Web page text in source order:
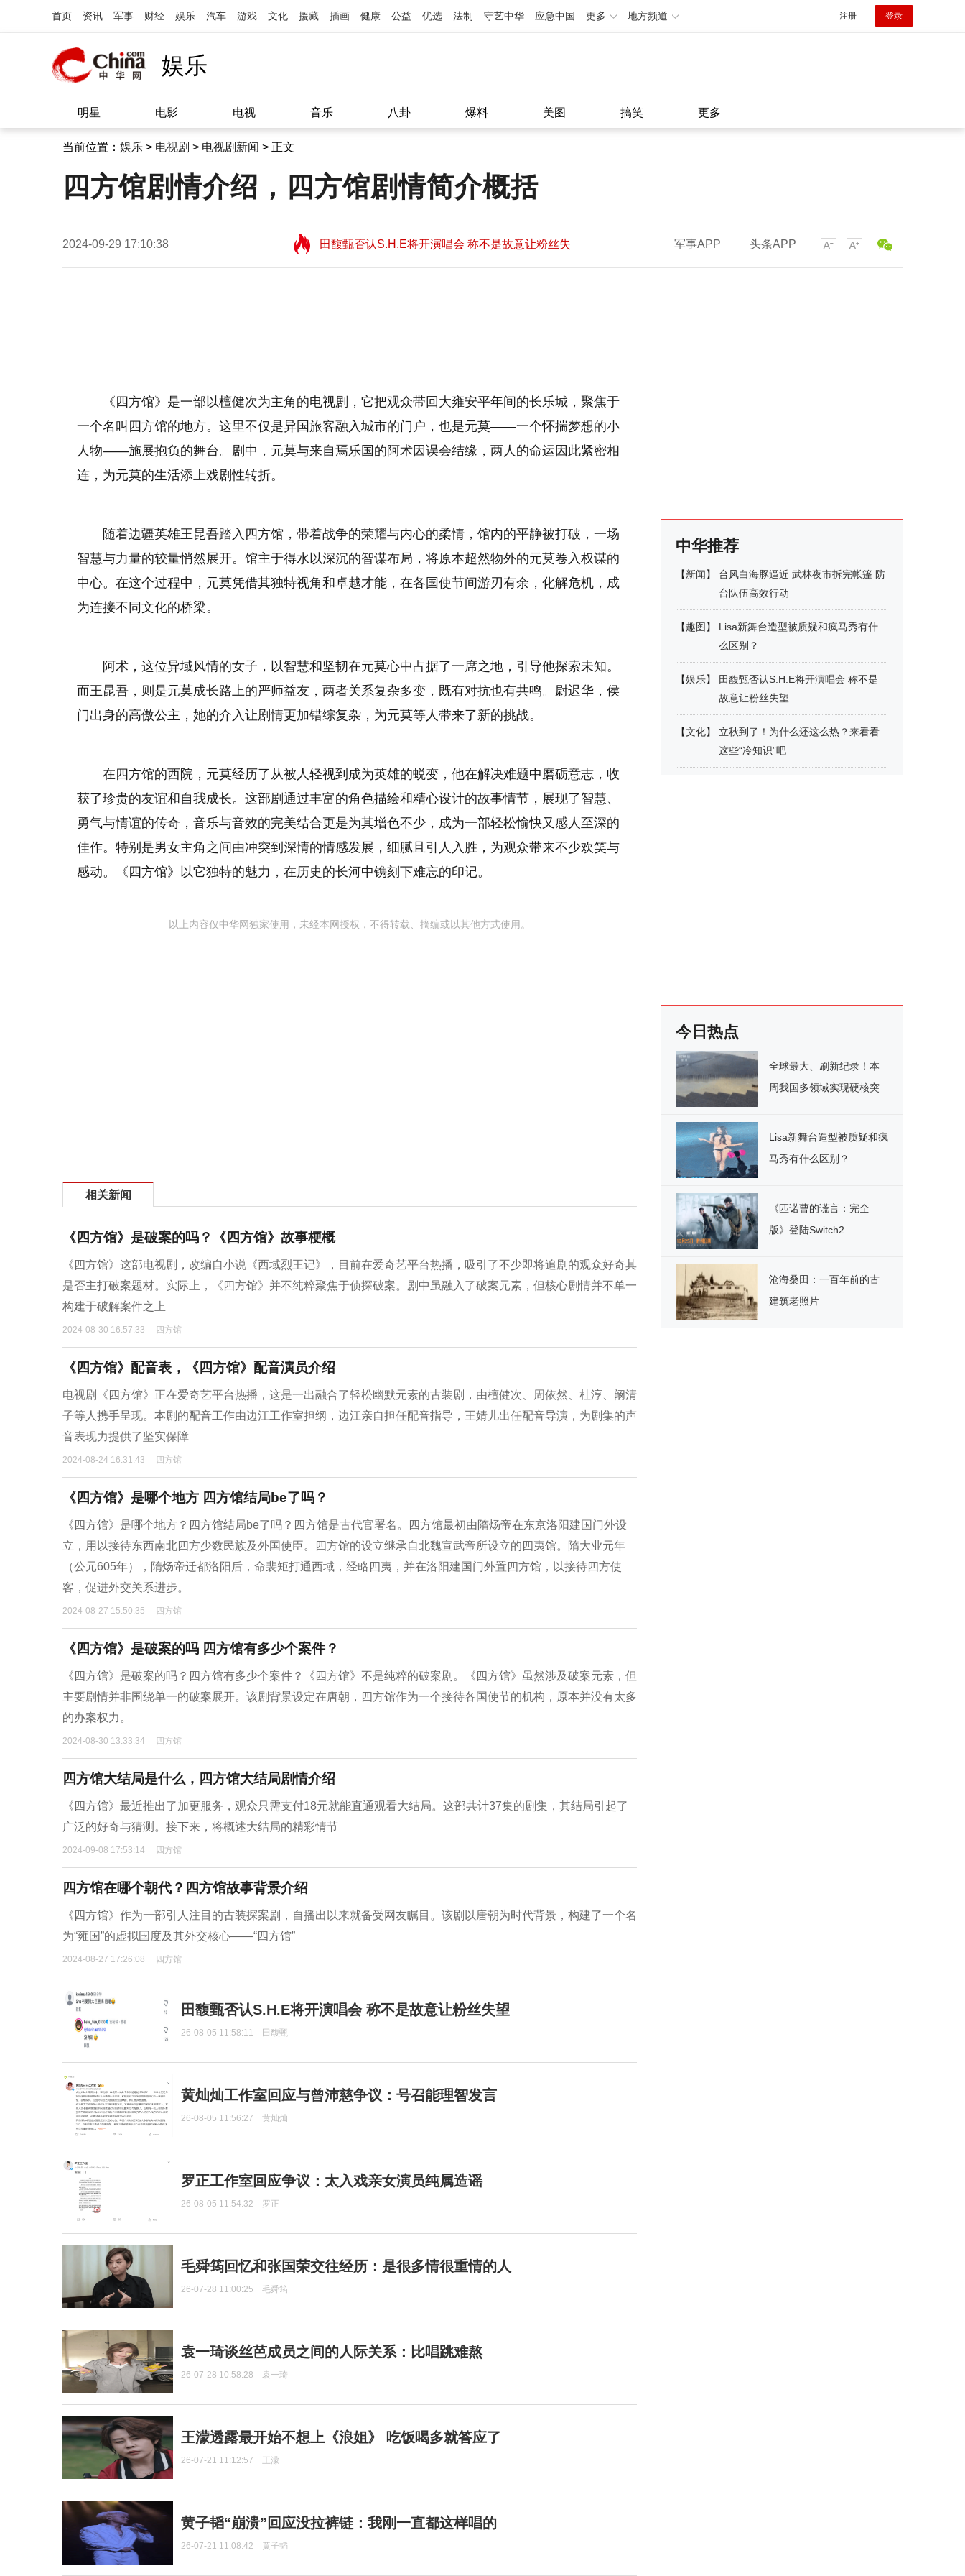
首页 资讯 军事 财经 娱乐 汽车 游戏 文化 援藏 插画 健康 公益 优选 法制 守艺中华 应急中国 更多 地方频道 注册 登录
娱乐
明星 电影 电视 音乐 八卦 爆料 美图 搞笑 更多
当前位置： 娱乐 > 电视剧 > 电视剧新闻 > 正文
四方馆剧情介绍，四方馆剧情简介概括
2024-09-29 17:10:38
田馥甄否认S.H.E将开演唱会 称不是故意让粉丝失
望11:08
田馥甄否认S.H.E将开演唱会 称不是故意让粉丝失
军事APP 头条APP
《四方馆》是一部以檀健次为主角的电视剧，它把观众带回大雍安平年间的长乐城，聚焦于
一个名叫四方馆的地方。这里不仅是异国旅客融入城市的门户，也是元莫——一个怀揣梦想的小
人物——施展抱负的舞台。剧中，元莫与来自焉乐国的阿术因误会结缘，两人的命运因此紧密相
连，为元莫的生活添上戏剧性转折。
随着边疆英雄王昆吾踏入四方馆，带着战争的荣耀与内心的柔情，馆内的平静被打破，一场
智慧与力量的较量悄然展开。馆主于得水以深沉的智谋布局，将原本超然物外的元莫卷入权谋的
中心。在这个过程中，元莫凭借其独特视角和卓越才能，在各国使节间游刃有余，化解危机，成
为连接不同文化的桥梁。
阿术，这位异域风情的女子，以智慧和坚韧在元莫心中占据了一席之地，引导他探索未知。
而王昆吾，则是元莫成长路上的严师益友，两者关系复杂多变，既有对抗也有共鸣。尉迟华，侯
门出身的高傲公主，她的介入让剧情更加错综复杂，为元莫等人带来了新的挑战。
在四方馆的西院，元莫经历了从被人轻视到成为英雄的蜕变，他在解决难题中磨砺意志，收
获了珍贵的友谊和自我成长。这部剧通过丰富的角色描绘和精心设计的故事情节，展现了智慧、
勇气与情谊的传奇，音乐与音效的完美结合更是为其增色不少，成为一部轻松愉快又感人至深的
佳作。特别是男女主角之间由冲突到深情的情感发展，细腻且引人入胜，为观众带来不少欢笑与
感动。《四方馆》以它独特的魅力，在历史的长河中镌刻下难忘的印记。
以上内容仅中华网独家使用，未经本网授权，不得转载、摘编或以其他方式使用。
相关新闻
《四方馆》是破案的吗？《四方馆》故事梗概
《四方馆》这部电视剧，改编自小说《西域烈王记》，目前在爱奇艺平台热播，吸引了不少即将追剧的观众好奇其
是否主打破案题材。实际上，《四方馆》并不纯粹聚焦于侦探破案。剧中虽融入了破案元素，但核心剧情并不单一
构建于破解案件之上
2024-08-30 16:57:33 四方馆
《四方馆》配音表，《四方馆》配音演员介绍
电视剧《四方馆》正在爱奇艺平台热播，这是一出融合了轻松幽默元素的古装剧，由檀健次、周依然、杜淳、阚清
子等人携手呈现。本剧的配音工作由边江工作室担纲，边江亲自担任配音指导，王婧儿出任配音导演，为剧集的声
音表现力提供了坚实保障
2024-08-24 16:31:43 四方馆
《四方馆》是哪个地方 四方馆结局be了吗？
《四方馆》是哪个地方？四方馆结局be了吗？‌四方馆是古代官署名。‌四方馆最初由隋炀帝在东京洛阳建国门外设
立，用以接待东西南北四方少数民族及外国使臣。四方馆的设立继承自北魏宣武帝所设立的四夷馆。隋大业元年
（公元605年），隋炀帝迁都洛阳后，命裴矩打通西域，经略四夷，并在洛阳建国门外置四方馆，以接待四方使
客，促进外交关系进步。
2024-08-27 15:50:35 四方馆
《四方馆》是破案的吗 四方馆有多少个案件？
《四方馆》是破案的吗？四方馆有多少个案件？‌《四方馆》不是纯粹的破案剧。‌《四方馆》虽然涉及破案元素，但
主要剧情并非围绕单一的破案展开。该剧背景设定在唐朝，四方馆作为一个接待各国使节的机构，原本并没有太多
的办案权力。
2024-08-30 13:33:34 四方馆
四方馆大结局是什么，四方馆大结局剧情介绍
《四方馆》最近推出了加更服务，观众只需支付18元就能直通观看大结局。这部共计37集的剧集，其结局引起了
广泛的好奇与猜测。接下来，将概述大结局的精彩情节
2024-09-08 17:53:14 四方馆
四方馆在哪个朝代？四方馆故事背景介绍
《四方馆》作为一部引人注目的古装探案剧，自播出以来就备受网友瞩目。该剧以唐朝为时代背景，构建了一个名
为“雍国”的虚拟国度及其外交核心——“四方馆”
2024-08-27 17:26:08 四方馆
田馥甄否认S.H.E将开演唱会 称不是故意让粉丝失望
26-08-05 11:58:11 田馥甄
黄灿灿工作室回应与曾沛慈争议：号召能理智发言
26-08-05 11:56:27 黄灿灿
罗正工作室回应争议：太入戏亲女演员纯属造谣
26-08-05 11:54:32 罗正
毛舜筠回忆和张国荣交往经历：是很多情很重情的人
26-07-28 11:00:25 毛舜筠
袁一琦谈丝芭成员之间的人际关系：比唱跳难熬
26-07-28 10:58:28 袁一琦
王濛透露最开始不想上《浪姐》 吃饭喝多就答应了
26-07-21 11:12:57 王濛
黄子韬“崩溃”回应没拉裤链：我刚一直都这样唱的
26-07-21 11:08:42 黄子韬
中华推荐
【新闻】
台风白海豚逼近 武林夜市拆完帐篷 防
台队伍高效行动
【趣图 】
Lisa新舞台造型被质疑和疯马秀有什
么区别？
【娱乐】
田馥甄否认S.H.E将开演唱会 称不是
故意让粉丝失望
【文化】
立秋到了！为什么还这么热？来看看
这些“冷知识”吧
今日热点
全球最大、刷新纪录！本
周我国多领域实现硬核突
Lisa新舞台造型被质疑和疯
马秀有什么区别？
《匹诺曹的谎言：完全
版》登陆Switch2
沧海桑田：一百年前的古
建筑老照片